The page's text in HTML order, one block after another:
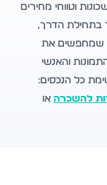
וטווחי מחירים
בתחילת הדרך,
שמחפשים את
והאנשי
כל הנכסים:
להשכרה או